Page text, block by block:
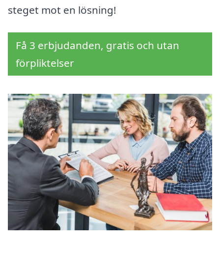
steget mot en lösning!
Få 3 erbjudanden, gratis och utan
förpliktelser